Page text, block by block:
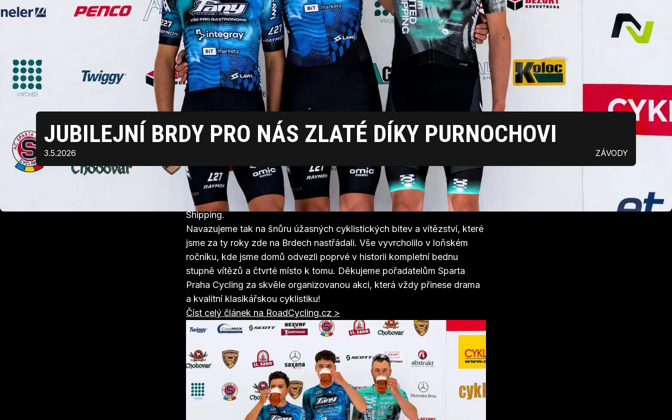
JUBILEJNÍ BRDY PRO NÁS ZLATÉ DÍKY PURNOCHOVI
3.5.2026 ZÁVODY
Matyáš Purnoch vítězí v jubilejním 20.ročníku Tour de Brdy! Hned za
ním finišuje na druhé pozici Petr Fiala a na bednu se s námi postavil
Michal Schuran z maďarské ambiciózní profi sestavy Team United
Shipping.
Navazujeme tak na šnůru úžasných cyklistických bitev a vítězství, které
jsme za ty roky zde na Brdech nastřádali. Vše vyvrcholilo v loňském
ročníku, kde jsme domů odvezli poprvé v historii kompletní bednu
stupně vítězů a čtvrté místo k tomu. Děkujeme pořadatelům Sparta
Praha Cycling za skvěle organizovanou akci, která vždy přinese drama
a kvalitní klasikářskou cyklistiku!
Číst celý článek na RoadCycling.cz >